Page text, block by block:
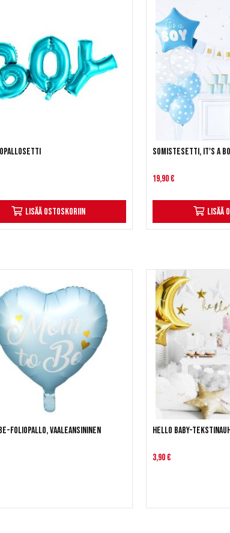
Lisää ostoskoriin
Somistesetti, It's a
19,90 €
Lisää
foliopallo, vaaleansininen Hello Baby-
3,90 €